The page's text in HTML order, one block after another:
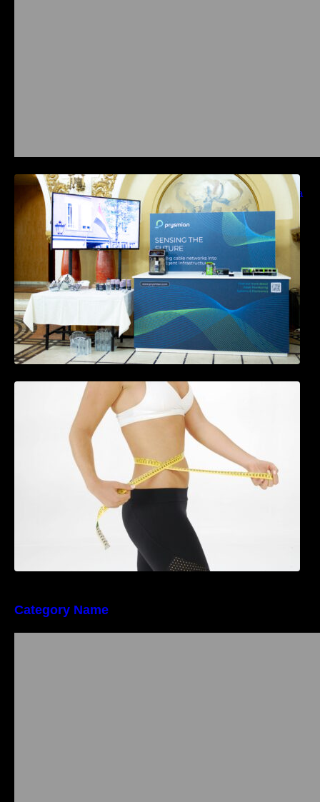
Prysmian aduce la COMM26 tehnologii de
sensing si Digital Energy pentru monitorizarea
in timp real a infrastrucrutilor critice
Tratamentul Wegovy® generează o scădere
în greutate de până la 22,6% la femei în
perioada menopauzei și reduce la jumătate
riscul de migrene
Category Name